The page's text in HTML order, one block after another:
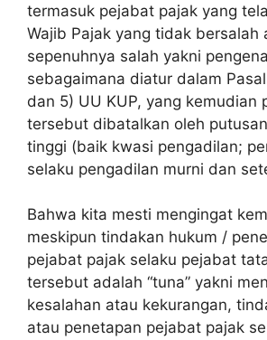
termasuk pejabat pajak yang
Wajib Pajak yang tidak bersalah
sepenuhnya salah yakni
sebagaimana diatur dalam
dan 5) UU KUP, yang kemudian
tersebut dibatalkan oleh
tinggi (baik kwasi pengadilan;
selaku pengadilan murni dan
Bahwa kita mesti mengingat
meskipun tindakan hukum /
pejabat pajak selaku pejabat
tersebut adalah “tuna” yakni
kesalahan atau kekurangan,
atau penetapan pejabat pajak